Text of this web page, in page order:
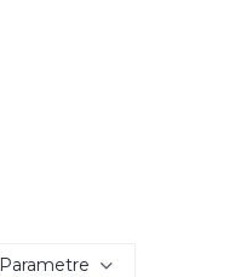
Parametre